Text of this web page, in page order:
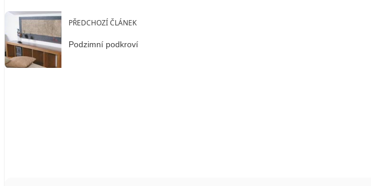
PŘEDCHOZÍ ČLÁNEK
Podzimní podkroví